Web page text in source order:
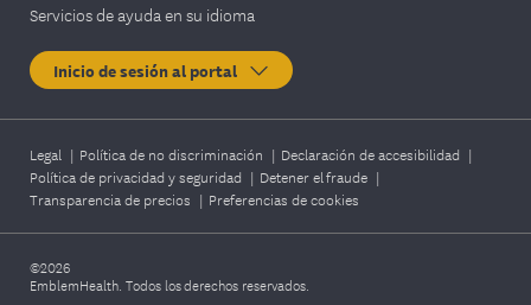
Servicios de ayuda en su idioma
Inicio de sesión al portal
Legal | Política de no discriminación | Declaración de accesibilidad |
Política de privacidad y seguridad | Detener el fraude |
Transparencia de precios | Preferencias de cookies
©2026
EmblemHealth. Todos los derechos reservados.